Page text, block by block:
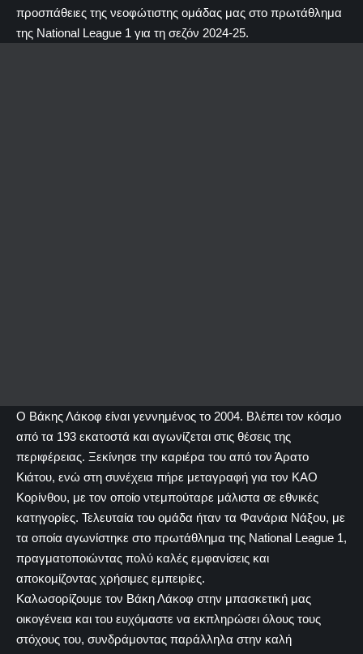
προσπάθειες της νεοφώτιστης ομάδας μας στο πρωτάθλημα
της National League 1 για τη σεζόν 2024-25.
Ο Βάκης Λάκοφ είναι γεννημένος το 2004. Βλέπει τον κόσμο
από τα 193 εκατοστά και αγωνίζεται στις θέσεις της
περιφέρειας. Ξεκίνησε την καριέρα του από τον Άρατο
Κιάτου, ενώ στη συνέχεια πήρε μεταγραφή για τον ΚΑΟ
Κορίνθου, με τον οποίο ντεμπούταρε μάλιστα σε εθνικές
κατηγορίες. Τελευταία του ομάδα ήταν τα Φανάρια Νάξου, με
τα οποία αγωνίστηκε στο πρωτάθλημα της National League 1,
πραγματοποιώντας πολύ καλές εμφανίσεις και
αποκομίζοντας χρήσιμες εμπειρίες.
Καλωσορίζουμε τον Βάκη Λάκοφ στην μπασκετική μας
οικογένεια και του ευχόμαστε να εκπληρώσει όλους τους
στόχους του, συνδράμοντας παράλληλα στην καλή